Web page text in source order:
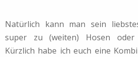
Natürlich kann man sein
super zu (weiten) Hosen oder
Kürzlich habe ich euch eine